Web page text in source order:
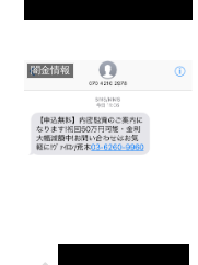
闇金情報